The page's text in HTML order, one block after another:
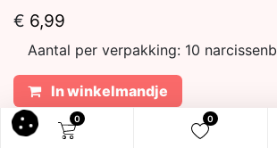
0 0
€ 6,99
Aantal per verpakking: 10
In winkelmandje